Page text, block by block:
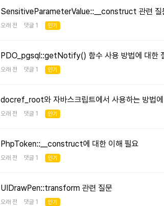
SensitiveParameterValue::__construct 관련 질
오래 전 댓글 1 인기
PDO_pgsql::getNotify() 함수 사용 방법에 대한
오래 전 댓글 1 인기
docref_root와 자바스크립트에서 사용하는 방법
오래 전 댓글 1 인기
PhpToken::__construct에 대한 이해 필요
오래 전 댓글 1 인기
UIDrawPen::transform 관련 질문
오래 전 댓글 1 인기